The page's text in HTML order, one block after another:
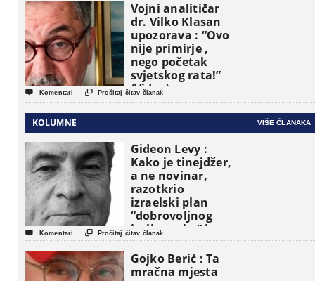
Vojni analitičar
dr. Vilko Klasan
upozorava : “Ovo
nije primirje ,
nego početak
svjetskog rata!”
(Video)
 Komentari  Pročitaj čitav članak
KOLUMNE VIŠE ČLANAKA
Gideon Levy :
Kako je tinejdžer,
a ne novinar,
razotkrio
izraelski plan
“dobrovoljnog
iseljavanja ” iz
Gaze
 Komentari  Pročitaj čitav članak
Gojko Berić : Ta
mračna mjesta